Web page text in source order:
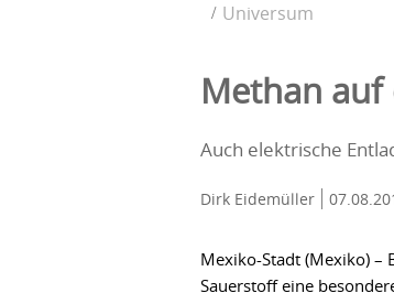
Universum
Methan auf
Auch elektrische
Dirk Eidemüller
Mexiko-Stadt (Mexiko) –
Sauerstoff eine